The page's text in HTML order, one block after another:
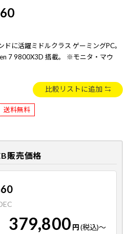
に活躍ミドルクラス ゲーミングPC。
7 9800X3D 搭載。 ※モニタ・マウ
比較リストに追加
送料無料
販売価格
379,800 円(税込)～